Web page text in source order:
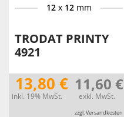
12x 12mm
TRODAT PRINTY
4921
13,80 €
inkl. 19% MwSt.
11,60 €
exkl. MwSt.
zzgl. Versandkosten